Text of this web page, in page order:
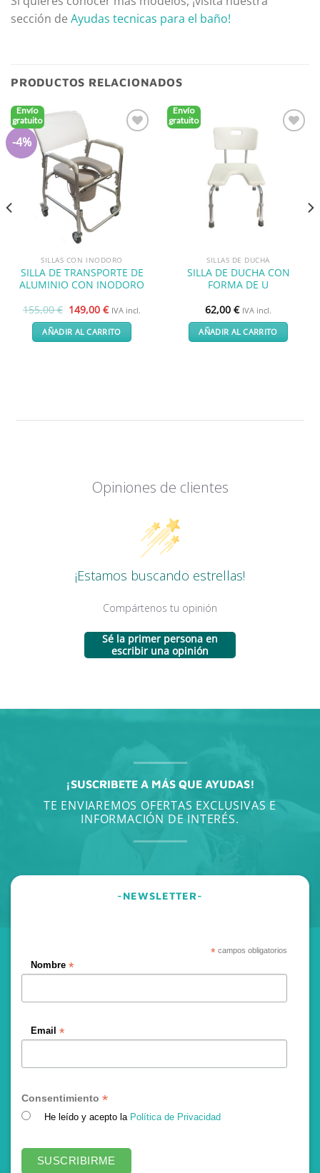
sección de Ayudas tecnicas para el baño!
PRODUCTOS RELACIONADOS
Envío
gratuito
-4%
lista de
deseos
SILLAS CON INODORO
SILLA DE TRANSPORTE DE
ALUMINIO CON INODORO
155,00€ El
precio
original
era:
155,00 €.
149,00€El
precio
actual
es:
149,00 €.
IVA incl.
AÑADIR AL CARRITO
Envío
gratuito
SILLAS DE DUCHA
SILLA DE DUCHA CON
FORMA DE U
62,00 € IVA incl.
AÑADIR AL CARRITO
Opiniones de clientes
¡Estamos buscando estrellas!
Compártenos tu opinión
Sé la primer persona en
escribir una opinión
¡SUSCRIBETE A MÁS QUE AYUDAS!
TE ENVIAREMOS OFERTAS EXCLUSIVAS E
INFORMACIÓN DE INTERÉS.
-NEWSLETTER-
* campos obligatorios
Nombre *
Email *
Consentimiento *
He leído y acepto la Política de Privacidad